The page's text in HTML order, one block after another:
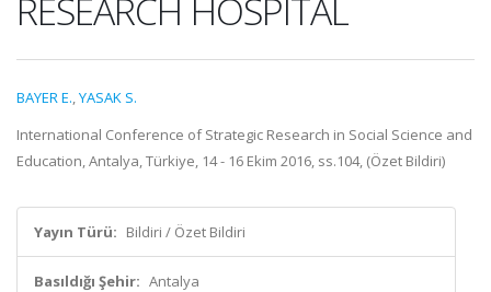
RESEARCH HOSPITAL
BAYER E.,YASAK S.
International Conference of Strategic Research in Social Science and
Education, Antalya, Türkiye, 14 - 16 Ekim 2016, ss.104, (Özet Bildiri)
Yayın Türü: Bildiri / Özet Bildiri
Basıldığı Şehir: Antalya